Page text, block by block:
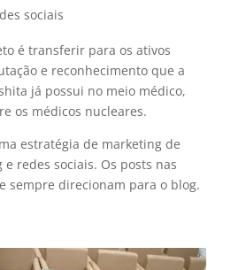
sociais
é transferir para os ativos
e reconhecimento que a
já possui no meio médico,
os médicos nucleares.
estratégia de marketing de
redes sociais. Os posts nas
sempre direcionam para o blog.